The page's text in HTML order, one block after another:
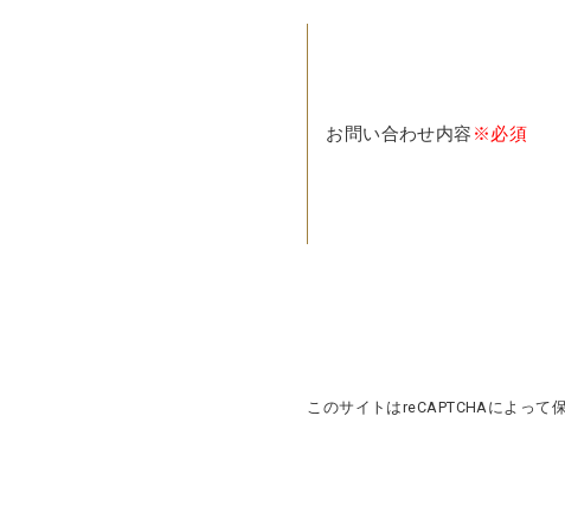
お問い合わせ内容 ※必須
このサイトはreCAPTCHAによって